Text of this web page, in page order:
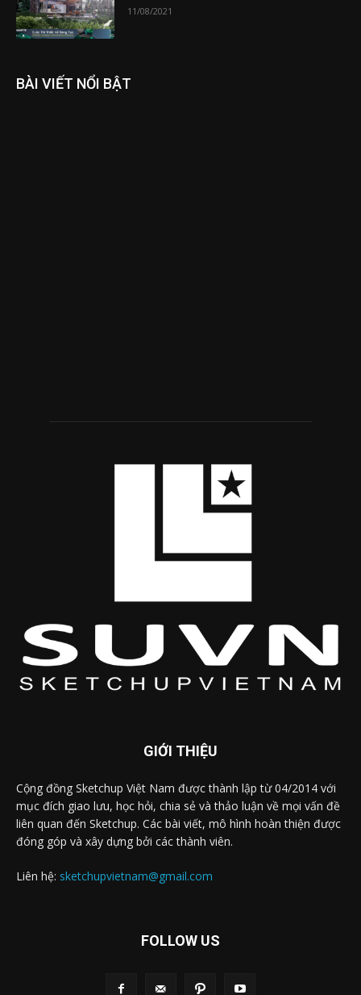
11/08/2021
BÀI VIẾT NỔI BẬT
GIỚI THIỆU
Cộng đồng Sketchup Việt Nam được thành lập từ 04/2014 với
mục đích giao lưu, học hỏi, chia sẻ và thảo luận về mọi vấn đề
liên quan đến Sketchup. Các bài viết, mô hình hoàn thiện được
đóng góp và xây dựng bởi các thành viên.
Liên hệ: sketchupvietnam@gmail.com
FOLLOW US